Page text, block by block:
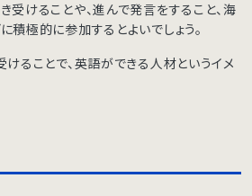
けることや、進んで発言をすること、海
極的に参加するとよいでしょう。
ることで、英語ができる人材というイメ